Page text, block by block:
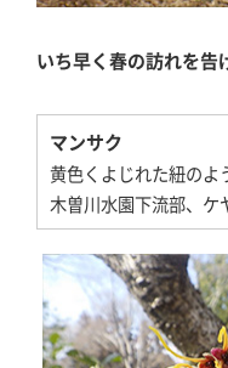
いち早く春の訪れを告
マンサク
黄色くよじれた紐のよ
木曽川水園下流部、